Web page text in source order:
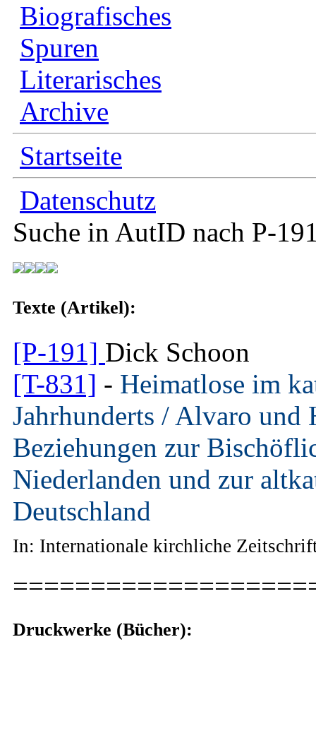
Biografisches
Spuren
Literarisches
Archive
Startseite
Datenschutz
Suche in AutID nach P-
Texte (Artikel):
[P-191] Dick Schoon
[T-831] - Heimatlose im
Jahrhunderts / Alvaro
Beziehungen zur
Niederlanden und zur
Deutschland
In: Internationale kirchliche
Druckwerke (Bücher):